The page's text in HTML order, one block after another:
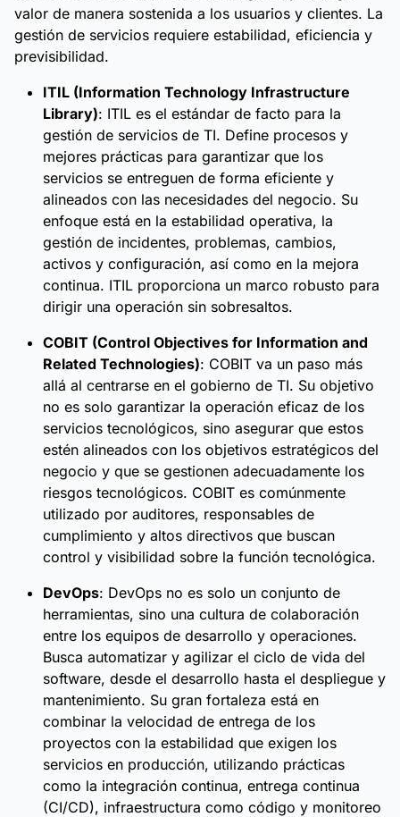
valor de manera sostenida a los usuarios y clientes. La
gestión de servicios requiere estabilidad, eficiencia y
previsibilidad.
ITIL (Information Technology Infrastructure
Library): ITIL es el estándar de facto para la
gestión de servicios de TI. Define procesos y
mejores prácticas para garantizar que los
servicios se entreguen de forma eficiente y
alineados con las necesidades del negocio. Su
enfoque está en la estabilidad operativa, la
gestión de incidentes, problemas, cambios,
activos y configuración, así como en la mejora
continua. ITIL proporciona un marco robusto para
dirigir una operación sin sobresaltos.
COBIT (Control Objectives for Information and
Related Technologies): COBIT va un paso más
allá al centrarse en el gobierno de TI. Su objetivo
no es solo garantizar la operación eficaz de los
servicios tecnológicos, sino asegurar que estos
estén alineados con los objetivos estratégicos del
negocio y que se gestionen adecuadamente los
riesgos tecnológicos. COBIT es comúnmente
utilizado por auditores, responsables de
cumplimiento y altos directivos que buscan
control y visibilidad sobre la función tecnológica.
DevOps: DevOps no es solo un conjunto de
herramientas, sino una cultura de colaboración
entre los equipos de desarrollo y operaciones.
Busca automatizar y agilizar el ciclo de vida del
software, desde el desarrollo hasta el despliegue y
mantenimiento. Su gran fortaleza está en
combinar la velocidad de entrega de los
proyectos con la estabilidad que exigen los
servicios en producción, utilizando prácticas
como la integración continua, entrega continua
(CI/CD), infraestructura como código y monitoreo